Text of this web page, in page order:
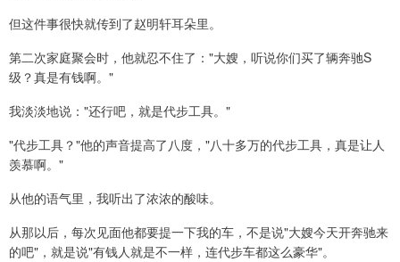
但这件事很快就传到了赵明轩耳朵里。
第二次家庭聚会时，他就忍不住了："大嫂，听说你们买了辆奔驰S
级？真是有钱啊。"
我淡淡地说："还行吧，就是代步工具。"
"代步工具？"他的声音提高了八度，"八十多万的代步工具，真是让人
羡慕啊。"
从他的语气里，我听出了浓浓的酸味。
从那以后，每次见面他都要提一下我的车，不是说"大嫂今天开奔驰来
的吧"，就是说"有钱人就是不一样，连代步车都这么豪华"。